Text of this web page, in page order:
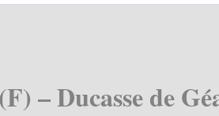
– Ducasse de